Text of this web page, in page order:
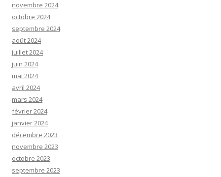
novembre 2024
octobre 2024
septembre 2024
août 2024
juillet 2024
juin 2024
mai 2024
avril 2024
mars 2024
février 2024
janvier 2024
décembre 2023
novembre 2023
octobre 2023
septembre 2023